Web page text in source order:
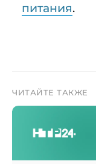
питания.
ЧИТАЙТЕ ТАКЖЕ